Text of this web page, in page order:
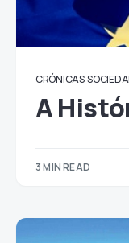
CRÓNICAS
A
3 MIN READ